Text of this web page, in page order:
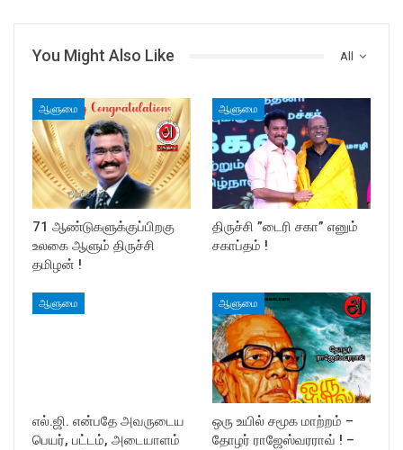
All
You Might Also Like
ஆளுமை
71 ஆண்டுகளுக்குப்பிறகு
உலகை ஆளும் திருச்சி
தமிழன் !
ஆளுமை
திருச்சி ”டைரி சகா” எனும்
சகாப்தம் !
ஆளுமை
எல்.ஜி. என்பதே அவருடைய
பெயர், பட்டம், அடையாளம்
ஆளுமை
ஒரு உயில் சமூக மாற்றம் –
தோழர் ராஜேஸ்வரராவ் ! –